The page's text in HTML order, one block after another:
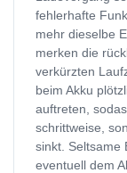
fehlerhafte
mehr dieselbe
merken die
verkürzten
beim Akku
auftreten,
schrittweise,
sinkt. Seltsame
eventuell dem